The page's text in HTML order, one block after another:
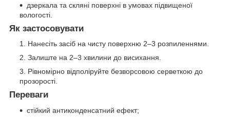
дзеркала та скляні поверхні в умовах підвищеної
вологості.
Як застосовувати
Нанесіть засіб на чисту поверхню 2–3 розпиленнями.
Залиште на 2–3 хвилини до висихання.
Рівномірно відполіруйте безворсовою серветкою до
прозорості.
Переваги
стійкий антиконденсатний ефект;